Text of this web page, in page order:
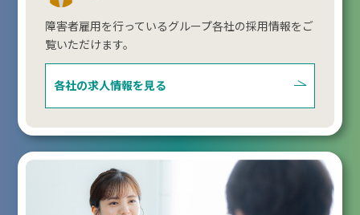
障害者雇用を行っているグループ各社の採用情報をご
覧いただけます。
各社の求人情報を見る